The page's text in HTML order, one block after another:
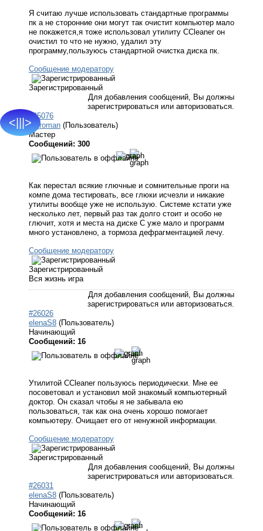
<|||>
Я считаю лучше использовать стандартные программы
пк а не сторонние они могут так очистит компьютер мало
не покажется,я тоже использовал утилиту CCleaner он
очистил то что не нужно, удалил эту
программу,пользуюсь стандартной очистка диска пк.
Сообщение модератору
Зарегистрированный
Для добавления сообщений, Вы должны
зарегистрироваться или авторизоваться.
#25076
ragroman (Пользователь)
Мастер
Сообщений: 300
Как перестал всякие глючные и сомнительные проги на
компе дома тестировать, все глюки исчезли и никакие
утилиты вообще уже не использую. Системе кстати уже
несколько лет, первый раз так долго стоит и особо не
глючит, хотя и места на диске С уже мало и программ
много установлено, а тормоза дефрагментацией лечу.
Сообщение модератору
Зарегистрированный
Вся жизнь игра
Для добавления сообщений, Вы должны
зарегистрироваться или авторизоваться.
#26026
elenaS8 (Пользователь)
Начинающий
Сообщений: 16
Утилитой CCleaner пользуюсь периодически. Мне ее
посоветовал и установил мой знакомый компьютерный
доктор. Он сказал чтобы я не забывала ею
пользоваться, так как она очень хорошо помогает
компьютеру. Очищает его от ненужной информации.
Сообщение модератору
Зарегистрированный
Для добавления сообщений, Вы должны
зарегистрироваться или авторизоваться.
#26031
elenaS8 (Пользователь)
Начинающий
Сообщений: 16